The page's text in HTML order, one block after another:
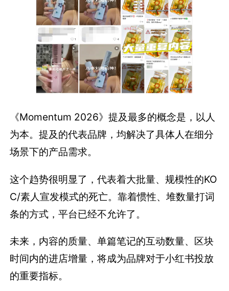
《Momentum 2026》提及最多的概念是，以人
为本。提及的代表品牌，均解决了具体人在细分
场景下的产品需求。
这个趋势很明显了，代表着大批量、规模性的KO
C/素人宣发模式的死亡。靠着惯性、堆数量打词
条的方式，平台已经不允许了。
未来，内容的质量、单篇笔记的互动数量、区块
时间内的进店增量，将成为品牌对于小红书投放
的重要指标。